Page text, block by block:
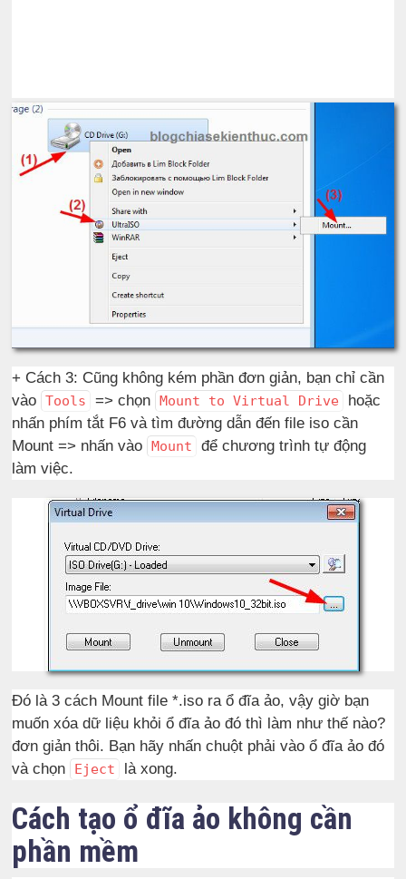
+ Cách 3: Cũng không kém phần đơn giản, bạn chỉ cần
vào Tools => chọn Mount to Virtual Drive
hoặc
nhấn phím tắt F6 và tìm đường dẫn đến file iso cần
Mount => nhấn vào Mount
để chương trình tự động
làm việc.
Đó là 3 cách Mount file *.iso ra ổ đĩa ảo, vậy giờ bạn
muốn xóa dữ liệu khỏi ổ đĩa ảo đó thì làm như thế nào?
đơn giản thôi. Bạn hãy nhấn chuột phải vào ổ đĩa ảo đó
và chọn
Eject là xong.
Cách tạo ổ đĩa ảo không cần
phần mềm